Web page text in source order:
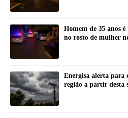
Homem de 35 anos
no rosto de mulher
Energisa alerta para
região a partir desta